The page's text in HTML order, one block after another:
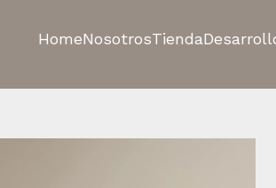
HomeNosotrosTienda